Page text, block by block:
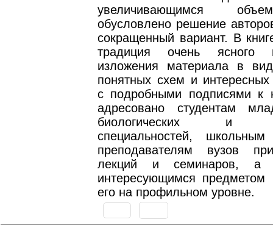
увеличивающимся
обусловлено решение
сокращенный вариант. В
традиция очень ясного
изложения материала в
понятных схем и
с подробными подписями к
адресовано студентам
биологических и
специальностей,
преподавателям вузов
лекций и семинаров, а
интересующимся
его на профильном уровне.